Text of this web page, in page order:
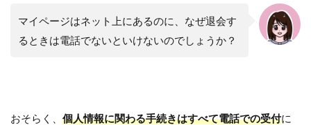
マイページはネット上にあるのに、なぜ退会す
るときは電話でないといけないのでしょうか？
おそらく、 個人情報に関わる手続きはすべて電話での受付に